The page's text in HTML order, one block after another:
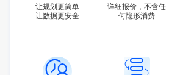
让规划更简单
让数据更安全
详细报价，不含任
何隐形消费